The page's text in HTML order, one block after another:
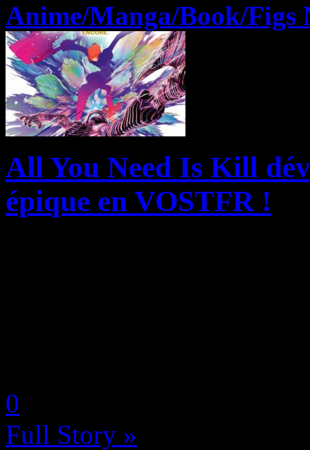
Anime/Manga/Book/Figs
All You Need Is Kill
épique en VOSTFR !
0
Full Story »